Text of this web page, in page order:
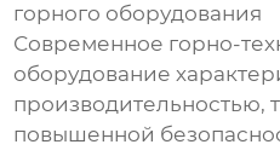
горного оборудования
Современное горно-
оборудование
производительностью,
повышенной